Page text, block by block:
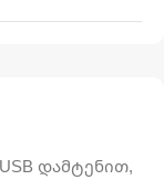
დამტენით,